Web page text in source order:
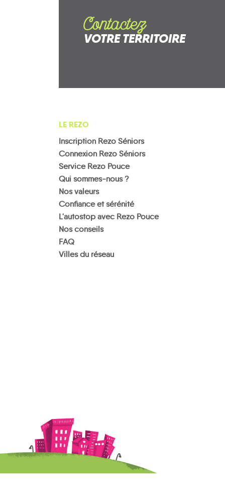
Contactez
VOTRE TERRITOIRE
LE REZO
Inscription Rezo Séniors
Connexion Rezo Séniors
Service Rezo Pouce
Qui sommes-nous ?
Nos valeurs
Confiance et sérénité
L'autostop avec Rezo Pouce
Nos conseils
FAQ
Villes du réseau